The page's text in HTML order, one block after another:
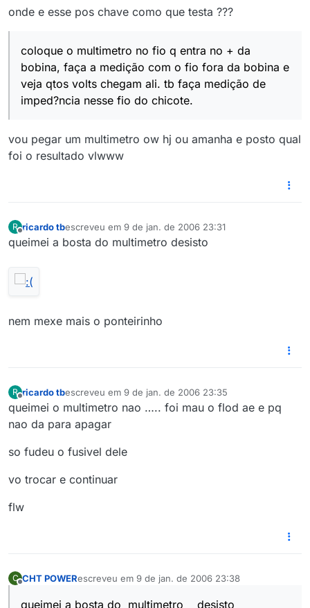
onde e esse pos chave como que testa ???
coloque o multimetro no fio q entra no + da
bobina, faça a medição com o fio fora da bobina e
veja qtos volts chegam ali. tb faça medição de
imped?ncia nesse fio do chicote.
vou pegar um multimetro ow hj ou amanha e posto qual
foi o resultado vlwww
R
Offline
ricardo tbescreveu em 9 de jan. de 2006 23:31
última edição por
queimei a bosta do multimetro desisto
nem mexe mais o ponteirinho
R
Offline
ricardo tbescreveu em 9 de jan. de 2006 23:35
última edição por
queimei o multimetro nao ….. foi mau o flod ae e pq
nao da para apagar
so fudeu o fusivel dele
vo trocar e continuar
flw
C CHT POWERescreveu em 9 de jan. de 2006 23:38
última edição por
queimei a bosta do multimetro desisto